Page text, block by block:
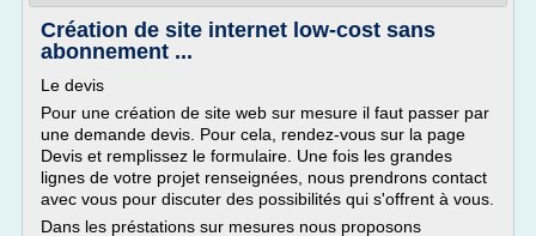
Création de site internet low-cost sans
abonnement ...
Le devis
Pour une création de site web sur mesure il faut passer par
une demande devis. Pour cela, rendez-vous sur la page
Devis et remplissez le formulaire. Une fois les grandes
lignes de votre projet renseignées, nous prendrons contact
avec vous pour discuter des possibilités qui s'offrent à vous.
Dans les préstations sur mesures nous proposons